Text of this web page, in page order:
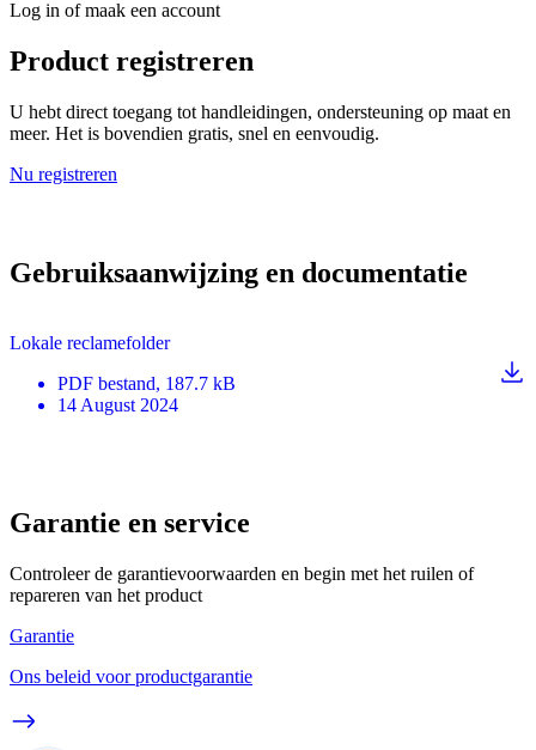
Log in of maak een account
Product registreren
U hebt direct toegang tot handleidingen, ondersteuning op maat en
meer. Het is bovendien gratis, snel en eenvoudig.
Nu registreren
Gebruiksaanwijzing en documentatie
Lokale reclamefolder
PDF bestand, 187.7 kB
14 August 2024
Garantie en service
Controleer de garantievoorwaarden en begin met het ruilen of
repareren van het product
Garantie
Ons beleid voor productgarantie